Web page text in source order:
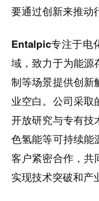
要通过创新来推动
Entalpic专注于电
域，致力于为能源
制等场景提供创新
业空白。公司采取
开放研究与专有技
色氢能等可持续能
客户紧密合作，共
实现技术突破和产